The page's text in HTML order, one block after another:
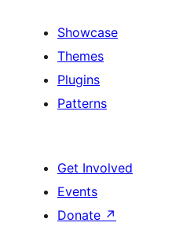
Showcase
Themes
Plugins
Patterns
Get Involved
Events
Donate ↗